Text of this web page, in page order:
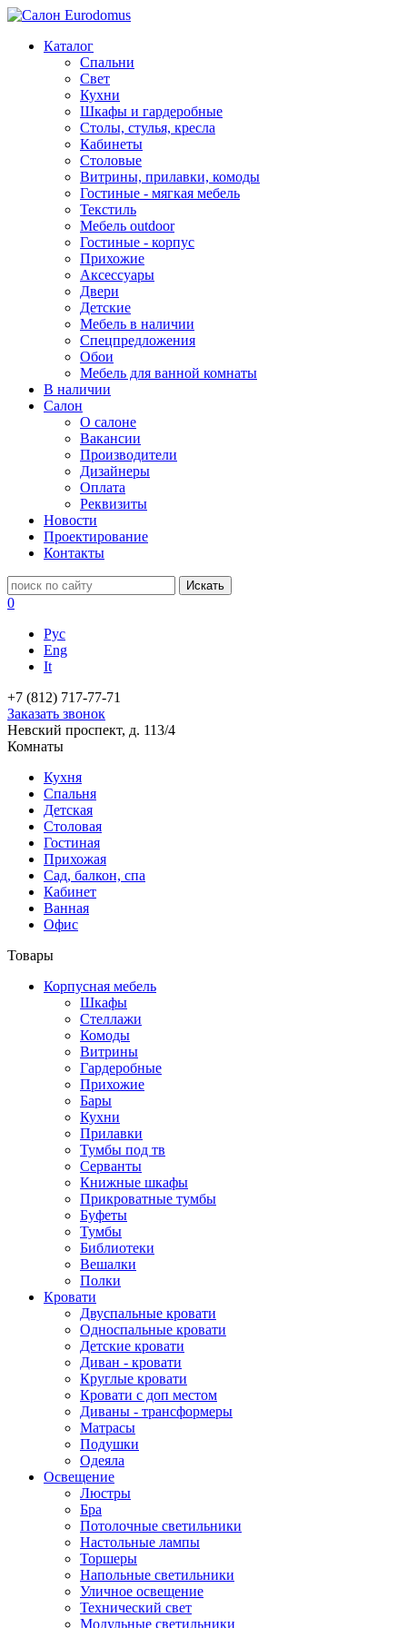
Каталог
Спальни
Свет
Кухни
Шкафы и гардеробные
Столы, стулья, кресла
Кабинеты
Столовые
Витрины, прилавки, комоды
Гостиные - мягкая мебель
Текстиль
Мебель outdoor
Гостиные - корпус
Прихожие
Аксессуары
Двери
Детские
Мебель в наличии
Спецпредложения
Обои
Мебель для ванной комнаты
В наличии
Салон
О салоне
Вакансии
Производители
Дизайнеры
Оплата
Реквизиты
Новости
Проектирование
Контакты
0
Рус
Eng
It
+7 (812) 717-77-71
Заказать звонок
Невский проспект, д. 113/4
Комнаты
Кухня
Спальня
Детская
Столовая
Гостиная
Прихожая
Сад, балкон, спа
Кабинет
Ванная
Офис
Товары
Корпусная мебель
Шкафы
Стеллажи
Комоды
Витрины
Гардеробные
Прихожие
Бары
Кухни
Прилавки
Тумбы под тв
Серванты
Книжные шкафы
Прикроватные тумбы
Буфеты
Тумбы
Библиотеки
Вешалки
Полки
Кровати
Двуспальные кровати
Односпальные кровати
Детские кровати
Диван - кровати
Круглые кровати
Кровати с доп местом
Диваны - трансформеры
Матрасы
Подушки
Одеяла
Освещение
Люстры
Бра
Потолочные светильники
Настольные лампы
Торшеры
Напольные светильники
Уличное освещение
Технический свет
Модульные светильники